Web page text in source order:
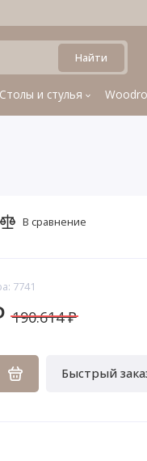
Найти
Столы и стулья
7741
190.614 ₽
Быстрый
В сравнение